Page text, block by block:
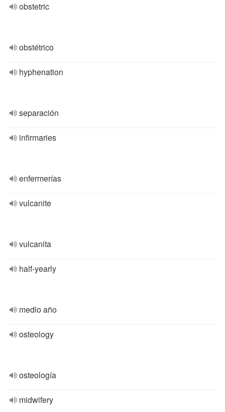
obstetric
obstétrico
hyphenation
separación
infirmaries
enfermerías
vulcanite
vulcanita
half-yearly
medio año
osteology
osteología
midwifery